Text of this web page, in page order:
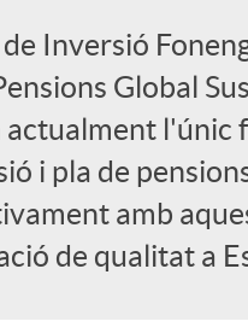
de Inversió
Global
actualment l'únic
i pla de
amb
de qualitat a